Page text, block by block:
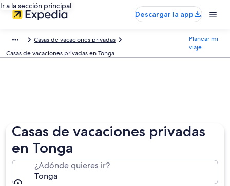
Ir a la sección principal
Descargar la app
Casas de vacaciones privadas
Casas de vacaciones privadas en Tonga
Planear mi
viaje
Casas de vacaciones privadas
en Tonga
¿Adónde quieres ir?
Tonga